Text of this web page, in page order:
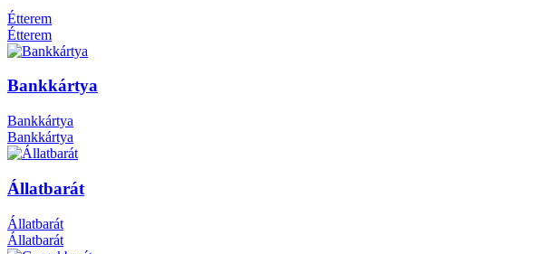
Étterem
Étterem
Bankkártya
Bankkártya
Bankkártya
Állatbarát
Állatbarát
Állatbarát